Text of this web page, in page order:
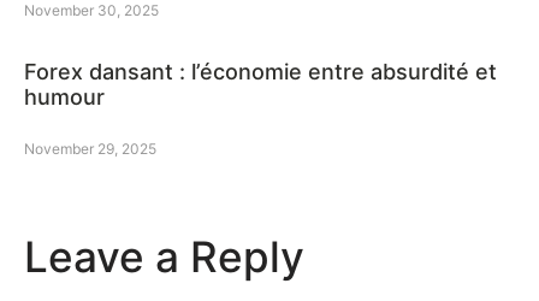
November 30, 2025
Forex dansant : l’économie entre absurdité et
humour
November 29, 2025
Leave a Reply